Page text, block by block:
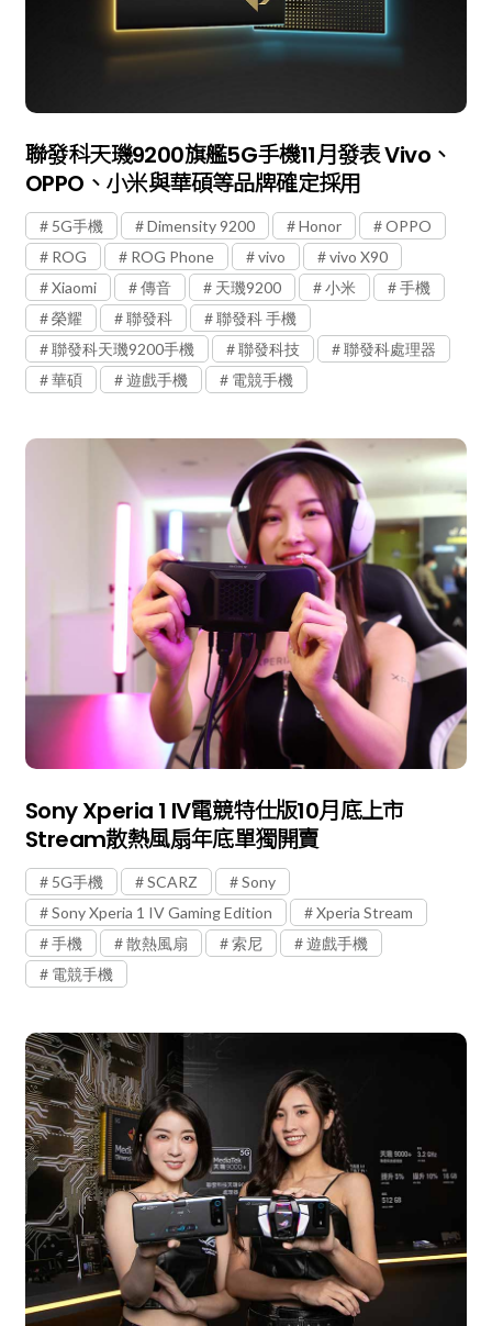
聯發科天璣9200旗艦5G手機11月發表 Vivo、
OPPO、小米與華碩等品牌確定採用
5G手機 Dimensity 9200 Honor
OPPO
ROG
ROG Phone vivo
vivo X90
Xiaomi
傳音 天璣9200 小米
手機
榮耀
聯發科
聯發科 手機
聯發科天璣9200手機
聯發科技
聯發科處理器
華碩
遊戲手機 電競手機
Sony Xperia 1 IV電競特仕版10月底上市
Stream散熱風扇年底單獨開賣
5G手機 SCARZ
Sony
Sony Xperia 1 IV Gaming Edition
Xperia Stream
手機
散熱風扇 索尼
遊戲手機
電競手機